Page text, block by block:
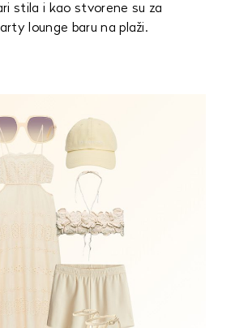
stila i kao stvorene su za
lounge baru na plaži.